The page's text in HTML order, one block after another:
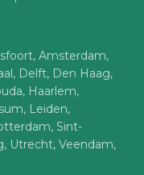
Amsterdam,
Delft, Den Haag,
Haarlem,
Leiden,
Sint-
Utrecht, Veendam,